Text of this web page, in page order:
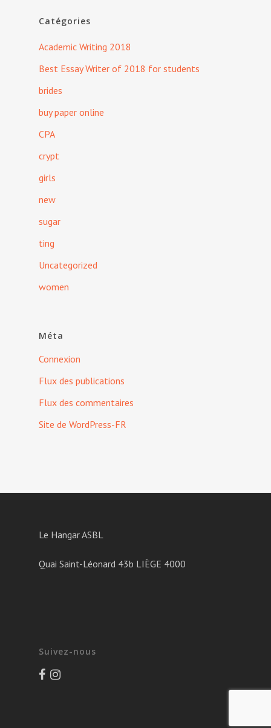
Catégories
Academic Writing 2018
Best Essay Writer of 2018 for students
brides
buy paper online
CPA
crypt
girls
new
sugar
ting
Uncategorized
women
Méta
Connexion
Flux des publications
Flux des commentaires
Site de WordPress-FR
Le Hangar ASBL
Quai Saint-Léonard 43b LIÈGE 4000
Suivez-nous